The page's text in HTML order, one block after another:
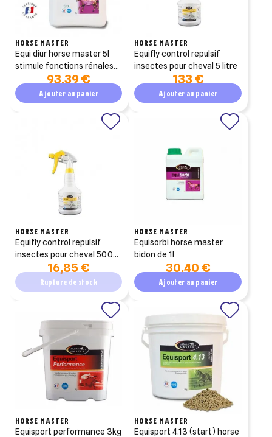
HORSE MASTER
equi diur horse master 5l
stimule fonctions rénales
et hépatiques du cheval
93,39 €
Ajouter au panier
HORSE MASTER
equifly control repulsif
insectes pour cheval 5 litre
133 €
Ajouter au panier
HORSE MASTER
equifly control repulsif
insectes pour cheval 500
16,85 €
Rupture de stock
HORSE MASTER
equisorbi horse master
bidon de 1l
30,40 €
Ajouter au panier
HORSE MASTER
equisport performance 3kg
HORSE MASTER
equisport 4.13 (start) horse